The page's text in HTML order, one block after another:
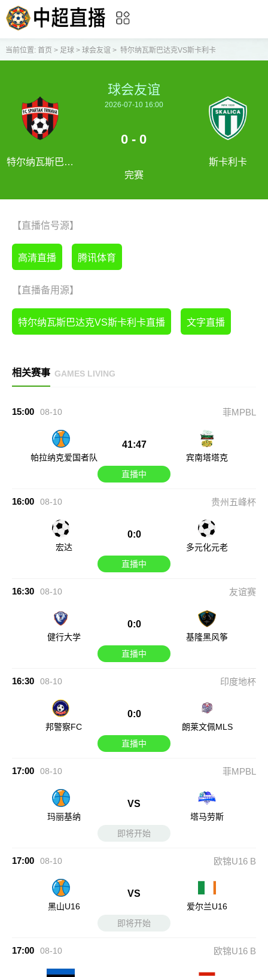
当前位置: 首页 > 足球> 球会友谊 > 特尔纳瓦斯巴达克VS斯卡利卡
特尔纳瓦斯巴达
球会友谊
2026-07-10 16:00
0 - 0
完赛
斯卡利卡
【直播信号源】
高清直播 腾讯体育
【直播备用源】
特尔纳瓦斯巴达克VS斯卡利卡直播 文字直播
相关赛事 GAMES LIVING
15:00 08-10 菲MPBL
帕拉纳克爱国者队
41:47
宾南塔塔克
直播中
16:00 08-10 贵州五峰杯
宏达
0:0
多元化元老
直播中
16:30 08-10 友谊赛
健行大学
0:0
基隆黑风筝
直播中
16:30 08-10 印度地杯
邦警察FC
0:0
朗莱文佩MLS
直播中
17:00 08-10 菲MPBL
玛丽基纳
VS
塔马劳斯
即将开始
17:00 08-10 欧锦U16 B
黑山U16
VS
爱尔兰U16
即将开始
17:00 08-10 欧锦U16 B